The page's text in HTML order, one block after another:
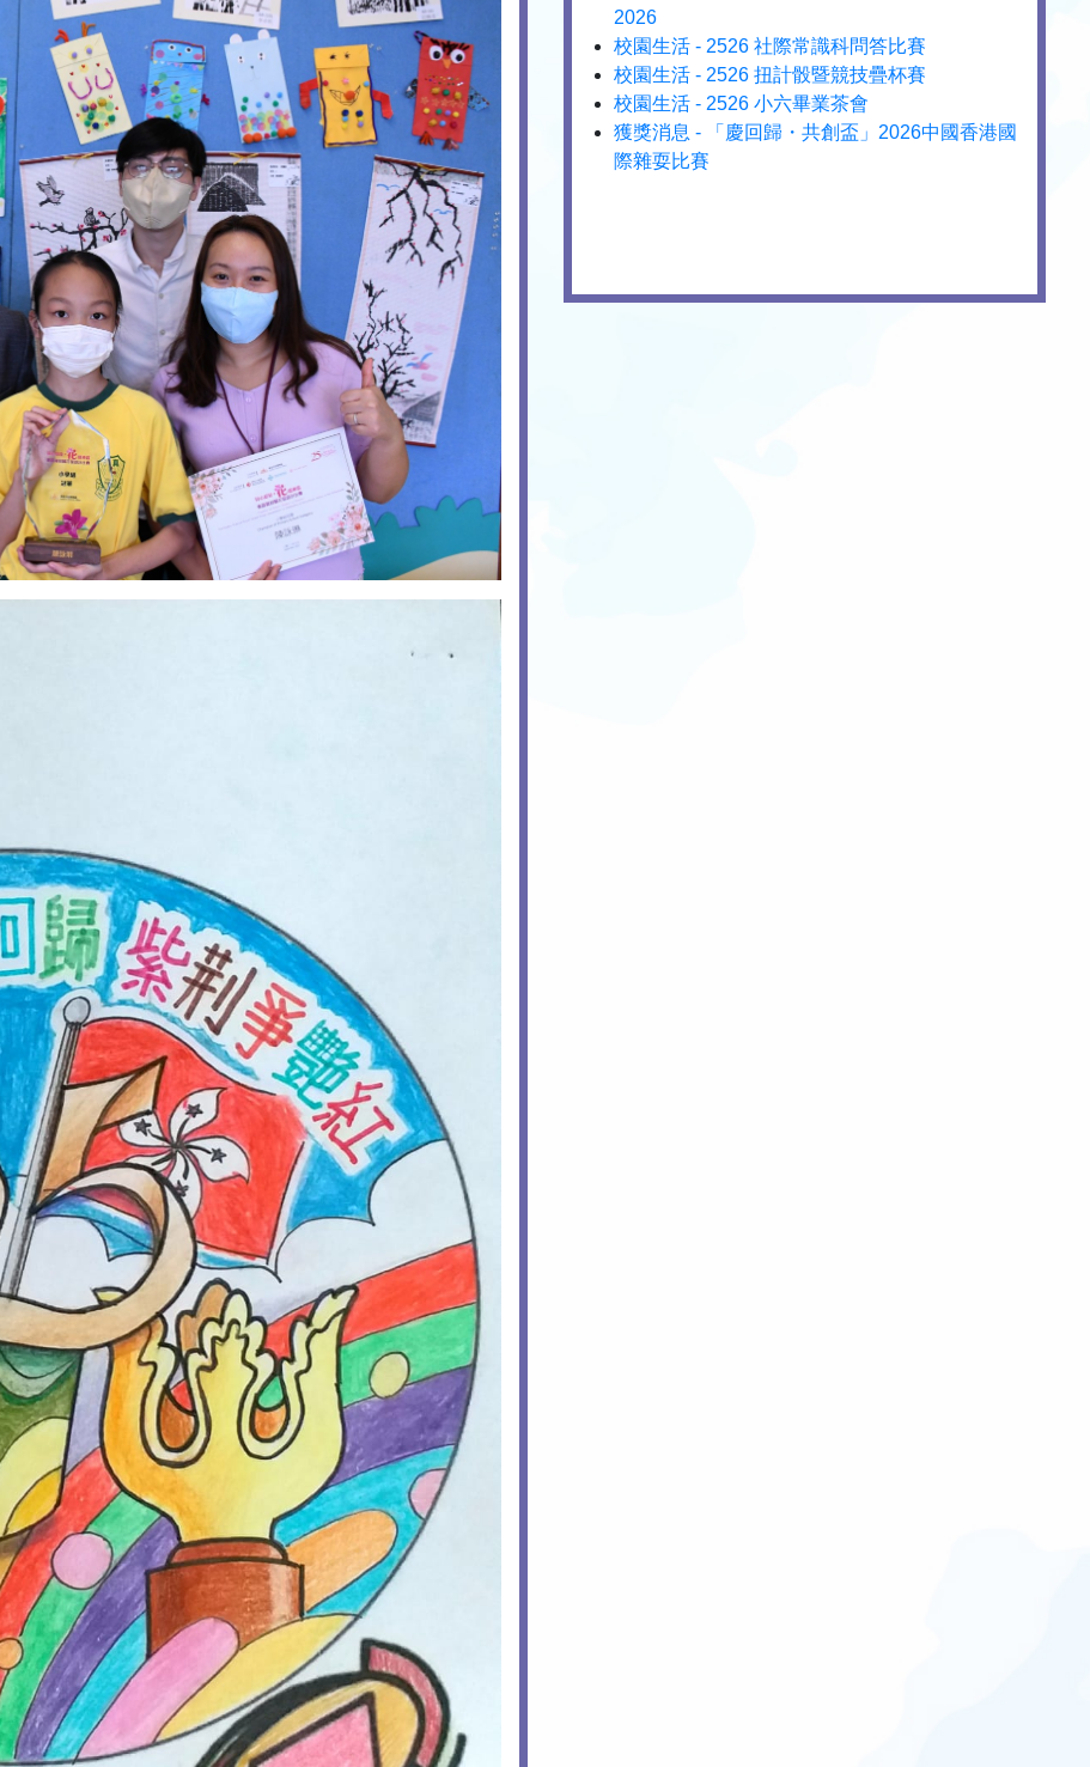
2026
校園生活 - 2526 社際常識科問答比賽
校園生活 - 2526 扭計骰暨競技疊杯賽
校園生活 - 2526 小六畢業茶會
獲獎消息 - 「慶回歸・共創盃」2026中國香港國
際雜耍比賽